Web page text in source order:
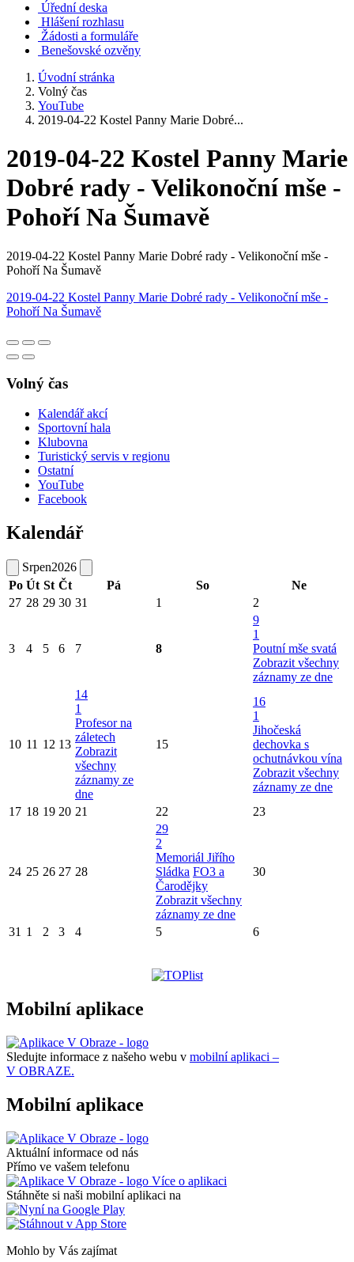
Úřední deska
Hlášení rozhlasu
Žádosti a formuláře
Benešovské ozvěny
Úvodní stránka
Volný čas
YouTube
2019-04-22 Kostel Panny Marie Dobré...
2019-04-22 Kostel Panny Marie
Dobré rady - Velikonoční mše -
Pohoří Na Šumavě
2019-04-22 Kostel Panny Marie Dobré rady - Velikonoční mše -
Pohoří Na Šumavě
2019-04-22 Kostel Panny Marie Dobré rady - Velikonoční mše -
Pohoří Na Šumavě
Volný čas
Kalendář akcí
Sportovní hala
Klubovna
Turistický servis v regionu
Ostatní
YouTube
Facebook
Kalendář
Srpen2026
Po Út St Čt Pá So
Ne
27 28 29 30 31 1 2
3 4 5 6 7 8
9
1
Poutní mše svatá
Zobrazit všechny
záznamy ze dne
10 11 12 13
14
1
Profesor na
záletech
Zobrazit
všechny
záznamy ze
dne
15
16
1
Jihočeská
dechovka s
ochutnávkou vína
Zobrazit všechny
záznamy ze dne
17 18 19 20 21 22 23
24 25 26 27 28
29
2
Memoriál Jiřího
Sládka FO3 a
Čarodějky
Zobrazit všechny
záznamy ze dne
30
31 1 2 3 4 5 6
Mobilní aplikace
Sledujte informace z našeho webu v mobilní aplikaci –
V OBRAZE.
Mobilní aplikace
Aktuální informace od nás
Přímo ve vašem telefonu
Více o aplikaci
Stáhněte si naši mobilní aplikaci na
Mohlo by Vás zajímat